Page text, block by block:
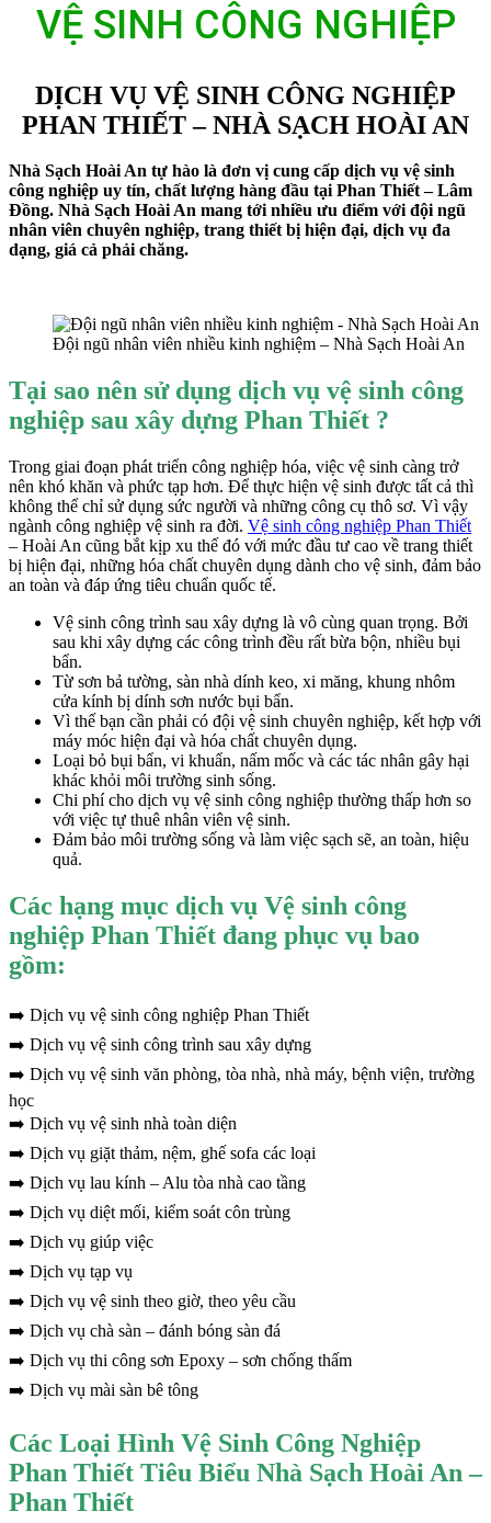
panel
Panel
Panel
Panel
Panel
panel
Oku
panel
panel
panel
panel
panel
panel
satın al
panel
panel
panel
panel
panel
panel
panel
panel
panel
panel
VỆ SINH CÔNG NGHIỆP
DỊCH VỤ VỆ SINH CÔNG NGHIỆP
PHAN THIẾT – NHÀ SẠCH HOÀI AN
Nhà Sạch Hoài An tự hào là đơn vị cung cấp dịch vụ vệ sinh
công nghiệp uy tín, chất lượng hàng đầu tại Phan Thiết – Lâm
Đồng. Nhà Sạch Hoài An mang tới nhiều ưu điểm với đội ngũ
nhân viên chuyên nghiệp, trang thiết bị hiện đại, dịch vụ đa
dạng, giá cả phải chăng.
Đội ngũ nhân viên nhiều kinh nghiệm – Nhà Sạch Hoài An
Tại sao nên sử dụng dịch vụ vệ sinh công
nghiệp sau xây dựng Phan Thiết ?
Trong giai đoạn phát triển công nghiệp hóa, việc vệ sinh càng trở
nên khó khăn và phức tạp hơn. Để thực hiện vệ sinh được tất cả thì
không thể chỉ sử dụng sức người và những công cụ thô sơ. Vì vậy
ngành công nghiệp vệ sinh ra đời. Vệ sinh công nghiệp Phan Thiết
– Hoài An cũng bắt kịp xu thế đó với mức đầu tư cao về trang thiết
bị hiện đại, những hóa chất chuyên dụng dành cho vệ sinh, đảm bảo
an toàn và đáp ứng tiêu chuẩn quốc tế.
Vệ sinh công trình sau xây dựng là vô cùng quan trọng. Bởi
sau khi xây dựng các công trình đều rất bừa bộn, nhiều bụi
bẩn.
Từ sơn bả tường, sàn nhà dính keo, xi măng, khung nhôm
cửa kính bị dính sơn nước bụi bẩn.
Vì thế bạn cần phải có đội vệ sinh chuyên nghiệp, kết hợp với
máy móc hiện đại và hóa chất chuyên dụng.
Loại bỏ bụi bẩn, vi khuẩn, nấm mốc và các tác nhân gây hại
khác khỏi môi trường sinh sống.
Chi phí cho dịch vụ vệ sinh công nghiệp thường thấp hơn so
với việc tự thuê nhân viên vệ sinh.
Đảm bảo môi trường sống và làm việc sạch sẽ, an toàn, hiệu
quả.
Các hạng mục dịch vụ Vệ sinh công
nghiệp Phan Thiết đang phục vụ bao
gồm:
➡️ Dịch vụ vệ sinh công nghiệp Phan Thiết
➡️ Dịch vụ vệ sinh công trình sau xây dựng
➡️ Dịch vụ vệ sinh văn phòng, tòa nhà, nhà máy, bệnh viện, trường
học
➡️ Dịch vụ vệ sinh nhà toàn diện
➡️ Dịch vụ giặt thảm, nệm, ghế sofa các loại
➡️ Dịch vụ lau kính – Alu tòa nhà cao tầng
➡️ Dịch vụ diệt mối, kiểm soát côn trùng
➡️ Dịch vụ giúp việc
➡️ Dịch vụ tạp vụ
➡️ Dịch vụ vệ sinh theo giờ, theo yêu cầu
➡️ Dịch vụ chà sàn – đánh bóng sàn đá
➡️ Dịch vụ thi công sơn Epoxy – sơn chống thấm
➡️ Dịch vụ mài sàn bê tông
Các Loại Hình Vệ Sinh Công Nghiệp
Phan Thiết Tiêu Biểu Nhà Sạch Hoài An –
Phan Thiết